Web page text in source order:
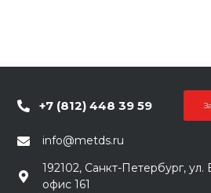
+7 (812) 448 39 59
info@metds.ru
192102, Санкт-Петербург, ул.
офис 161